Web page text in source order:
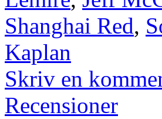
Shanghai Red,
Kaplan
Skriv en
Recensioner